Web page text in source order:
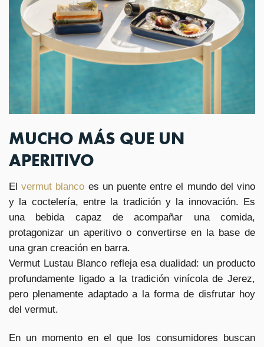
MUCHO MÁS QUE UN
APERITIVO
Elvermut blanco es un puente entre el mundo del vino
y la coctelería, entre la tradición y la innovación. Es
una bebida capaz de acompañar una comida,
protagonizar un aperitivo o convertirse en la base de
una gran creación en barra.
Vermut Lustau Blanco refleja esa dualidad: un producto
profundamente ligado a la tradición vinícola de Jerez,
pero plenamente adaptado a la forma de disfrutar hoy
del vermut.
En un momento en el que los consumidores buscan